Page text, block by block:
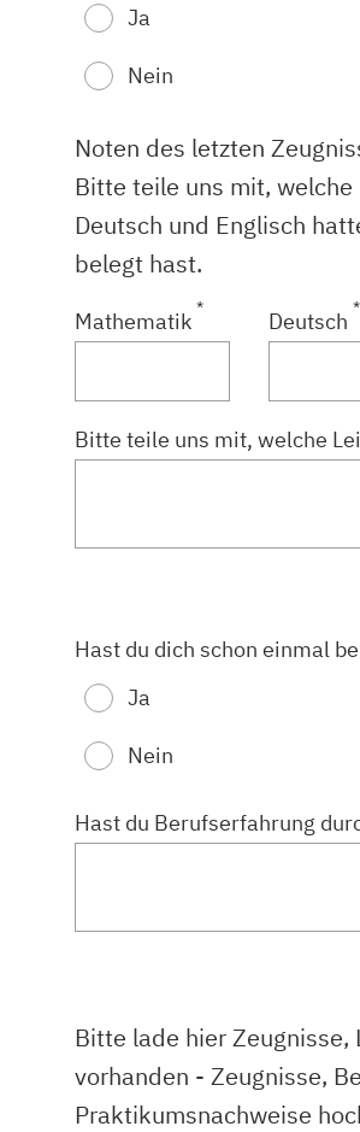
Ja
Nein
Noten des letzten
Bitte teile uns mit,
Deutsch und Englisch
belegt hast.
Mathematik * Deutsch *
Bitte teile uns mit, welche
Hast du dich schon einmal
Ja
Nein
Hast du Berufserfahrung
Bitte lade hier Zeugnisse,
vorhanden - Zeugnisse,
Praktikumsnachweise